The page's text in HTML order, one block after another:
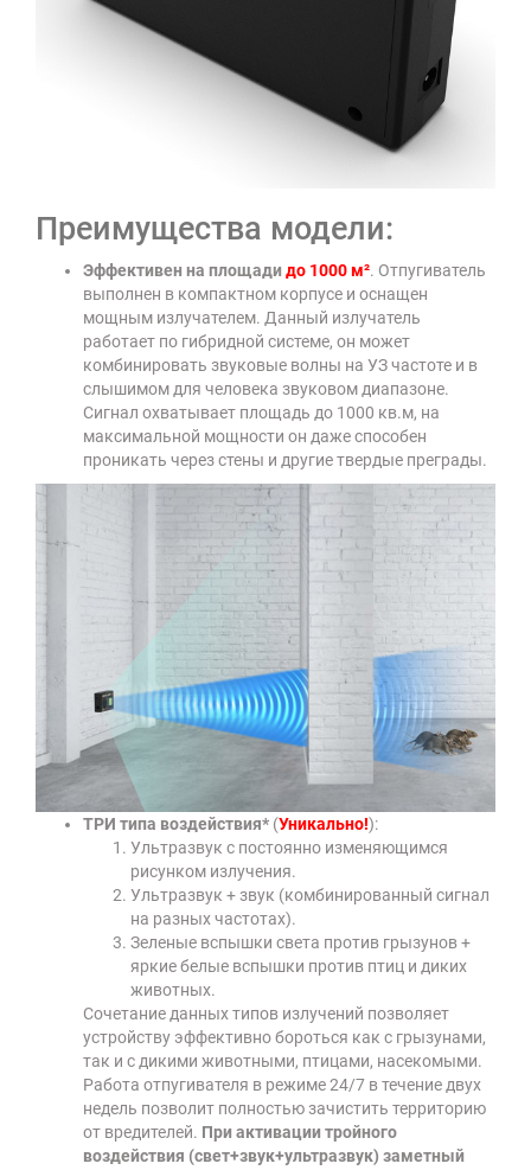
Преимущества модели:
Эффективен на площади до 1000 м². Отпугиватель
выполнен в компактном корпусе и оснащен
мощным излучателем. Данный излучатель
работает по гибридной системе, он может
комбинировать звуковые волны на УЗ частоте и в
слышимом для человека звуковом диапазоне.
Сигнал охватывает площадь до 1000 кв.м, на
максимальной мощности он даже способен
проникать через стены и другие твердые преграды.
ТРИ типа воздействия* (Уникально!):
Ультразвук с постоянно изменяющимся
рисунком излучения.
Ультразвук + звук (комбинированный сигнал
на разных частотах).
Зеленые вспышки света против грызунов +
яркие белые вспышки против птиц и диких
животных.
Сочетание данных типов излучений позволяет
устройству эффективно бороться как с грызунами,
так и с дикими животными, птицами, насекомыми.
Работа отпугивателя в режиме 24/7 в течение двух
недель позволит полностью зачистить территорию
от вредителей. При активации тройного
воздействия (свет+звук+ультразвук) заметный